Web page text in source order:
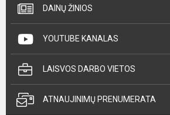
DAINŲ ŽINIOS
YOUTUBE KANALAS
LAISVOS DARBO VIETOS
ATNAUJINIMŲ PRENUMERATA